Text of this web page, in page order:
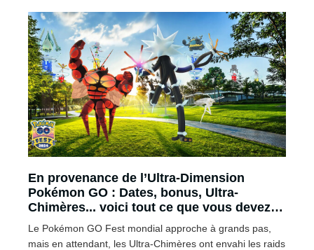
En provenance de l’Ultra-Dimension
Pokémon GO : Dates, bonus, Ultra-
Chimères... voici tout ce que vous devez
savoir sur l'évènement précédant le GO
Fest 2024
Le Pokémon GO Fest mondial approche à grands pas,
mais en attendant, les Ultra-Chimères ont envahi les raids